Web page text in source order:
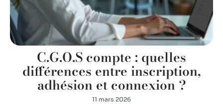
C.G.O.S compte : quelles
différences entre inscription,
adhésion et connexion ?
11 mars 2026